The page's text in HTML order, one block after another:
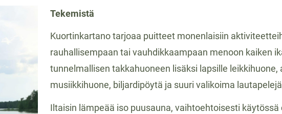
Tekemistä
Kuortinkartano tarjoaa puitteet monenlaisiin
rauhallisempaan tai vauhdikkaampaan menoon kaiken
tunnelmallisen takkahuoneen lisäksi lapsille leikkihuone,
musiikkihuone, biljardipöytä ja suuri valikoima
Iltaisin lämpeää iso puusauna, vaihtoehtoisesti käytössä